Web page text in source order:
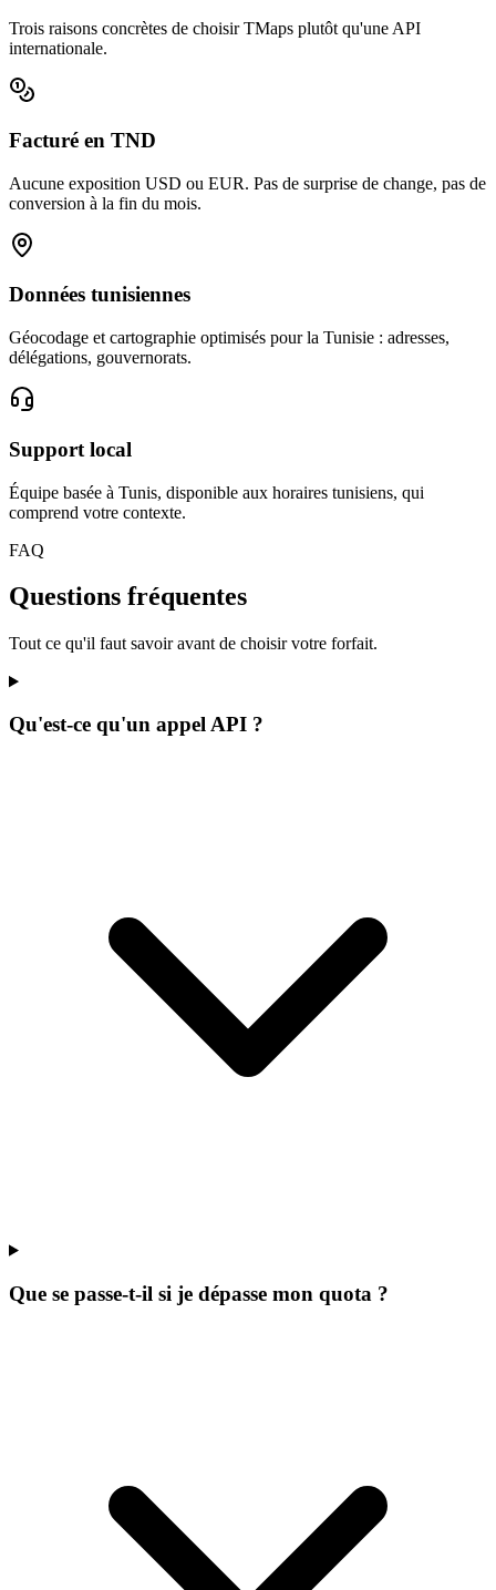
Trois raisons concrètes de choisir TMaps plutôt qu'une API
internationale.
Facturé en TND
Aucune exposition USD ou EUR. Pas de surprise de change, pas de
conversion à la fin du mois.
Données tunisiennes
Géocodage et cartographie optimisés pour la Tunisie : adresses,
délégations, gouvernorats.
Support local
Équipe basée à Tunis, disponible aux horaires tunisiens, qui
comprend votre contexte.
FAQ
Questions fréquentes
Tout ce qu'il faut savoir avant de choisir votre forfait.
Qu'est-ce qu'un appel API ?
Que se passe-t-il si je dépasse mon quota ?